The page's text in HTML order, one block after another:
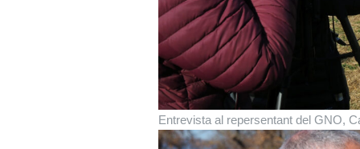
Entrevista al repersentant del GNO,